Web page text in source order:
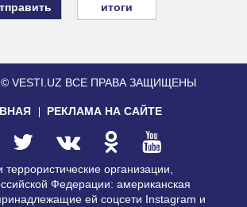
итоги
VESTI.UZ ВСЕ ПРАВА ЗАЩИЩЕНЫ
РЕКЛАМА НА САЙТЕ
террористические организации,
Федерации: американская
ей соцсети Instagram и